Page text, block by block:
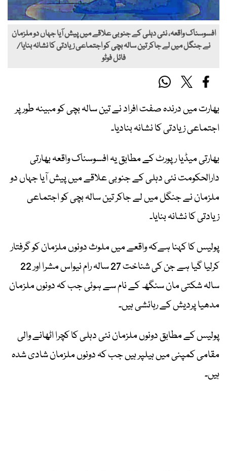
افسوسناک واقعہ، نئی دہلی کے جنوبی علاقے میں پیش آیا جہاں دو ملزمان
نے جنگل میں لے جاکر تین سالہ بچی کو اجتماعی زیادتی کا نشانہ بنایا/
فائل فوٹو
بھارت میں درندہ صفت افراد نے تین سالہ بچی کو مبینہ طور پر
اجتماعی زیادتی کا نشانہ بنادیا۔
بھارتی میڈیا رپورٹ کے مطابق یہ افسوسناک واقعہ بھارتی
دارالحکومت نئی دہلی کے جنوبی علاقے میں پیش آیا جہاں دو
ملزمان نے جنگل میں لے جاکر تین سالہ بچی کو اجتماعی
زیادتی کا نشانہ بنایا۔
پولیس کا کہنا ہےکہ واقعے میں ملوث دونوں ملزمان کو گرفتار
کرلیا گیا ہے جن کی شناخت 27 سالہ رام نیواس مشرا اور 22
سالہ شکتی مان سنگھ کے نام سے ہوئی جب کہ دونوں ملزمان
مدھیا پردیش کے رہائشی ہیں۔
پولیس کے مطابق دونوں ملزمان نئی دہلی کا کچرا اٹھانے والی
مقامی کمپنی میں ہیلپر ہیں جب کہ دونوں ملزمان شادی شدہ
ہیں۔